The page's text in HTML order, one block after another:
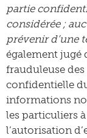
partie
considérée ;
prévenir d’une
également jugé
frauduleuse
confidentielle
informations
les particuliers à
l’autorisation